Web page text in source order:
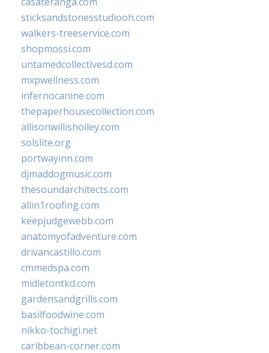
sticksandstonesstudiooh.com
walkers-treeservice.com
shopmossi.com
untamedcollectivesd.com
mxpwellness.com
infernocanine.com
thepaperhousecollection.com
allisonwillisholley.com
solslite.org
portwayinn.com
djmaddogmusic.com
thesoundarchitects.com
allin1roofing.com
keepjudgewebb.com
anatomyofadventure.com
drivancastillo.com
cmmedspa.com
midletontkd.com
gardensandgrills.com
basilfoodwine.com
nikko-tochigi.net
caribbean-corner.com